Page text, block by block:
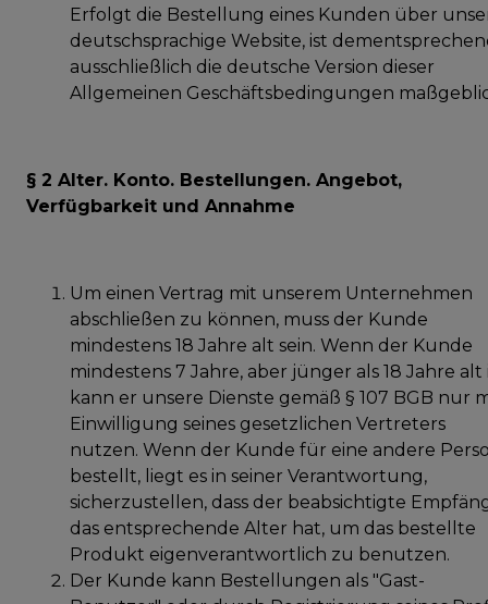
Erfolgt die Bestellung eines Kunden über
deutschsprachige Website, ist
ausschließlich die deutsche Version dieser
Allgemeinen Geschäftsbedingungen
§ 2 Alter. Konto. Bestellungen. Angebot,
Verfügbarkeit und Annahme
Um einen Vertrag mit unserem Unternehmen
abschließen zu können, muss der Kunde
mindestens 18 Jahre alt sein. Wenn der Kunde
mindestens 7 Jahre, aber jünger als 18 Jahre alt
kann er unsere Dienste gemäß § 107 BGB nur
Einwilligung seines gesetzlichen Vertreters
nutzen. Wenn der Kunde für eine andere
bestellt, liegt es in seiner Verantwortung,
sicherzustellen, dass der beabsichtigte
das entsprechende Alter hat, um das bestellte
Produkt eigenverantwortlich zu benutzen.
Der Kunde kann Bestellungen als "Gast-